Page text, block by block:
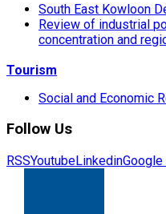
South East Kowloon
Review of industrial
concentration and
Tourism
Social and Economic
Follow Us
RSSYoutubeLinkedinGoogle